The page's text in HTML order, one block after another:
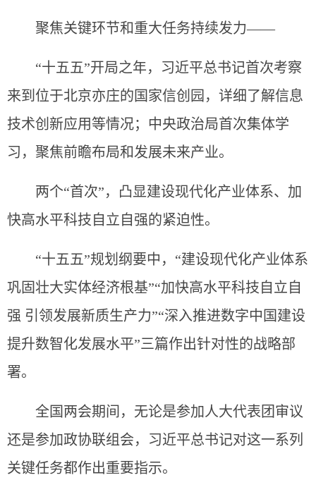
聚焦关键环节和重大任务持续发力——
“十五五”开局之年，习近平总书记首次考察
来到位于北京亦庄的国家信创园，详细了解信息
技术创新应用等情况；中央政治局首次集体学
习，聚焦前瞻布局和发展未来产业。
两个“首次”，凸显建设现代化产业体系、加
快高水平科技自立自强的紧迫性。
“十五五”规划纲要中，“建设现代化产业体系
巩固壮大实体经济根基”“加快高水平科技自立自
强 引领发展新质生产力”“深入推进数字中国建设
提升数智化发展水平”三篇作出针对性的战略部
署。
全国两会期间，无论是参加人大代表团审议
还是参加政协联组会，习近平总书记对这一系列
关键任务都作出重要指示。